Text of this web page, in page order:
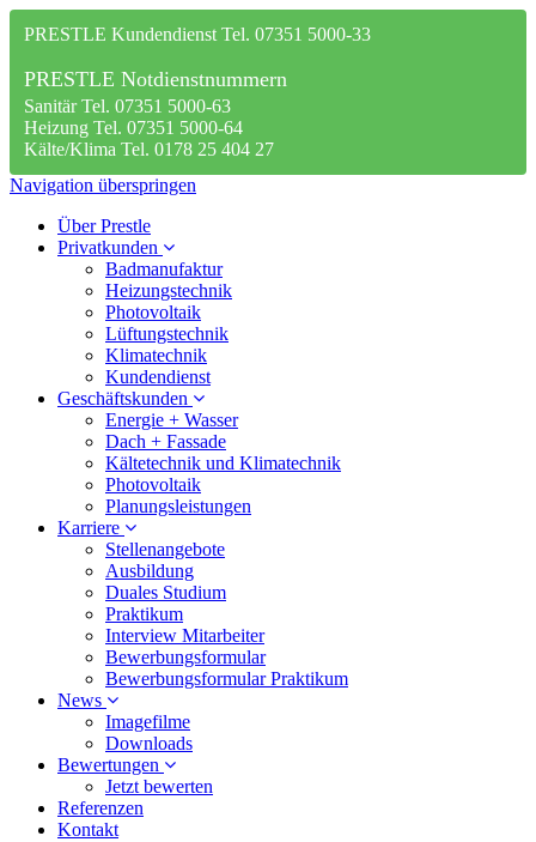
PRESTLE Kundendienst Tel. 07351 5000-33
PRESTLE Notdienstnummern
Sanitär Tel. 07351 5000-63
Heizung Tel. 07351 5000-64
Kälte/Klima Tel. 0178 25 404 27
Navigation überspringen
Über Prestle
Privatkunden
Badmanufaktur
Heizungstechnik
Photovoltaik
Lüftungstechnik
Klimatechnik
Kundendienst
Geschäftskunden
Energie + Wasser
Dach + Fassade
Kältetechnik und Klimatechnik
Photovoltaik
Planungsleistungen
Karriere
Stellenangebote
Ausbildung
Duales Studium
Praktikum
Interview Mitarbeiter
Bewerbungsformular
Bewerbungsformular Praktikum
News
Imagefilme
Downloads
Bewertungen
Jetzt bewerten
Referenzen
Kontakt